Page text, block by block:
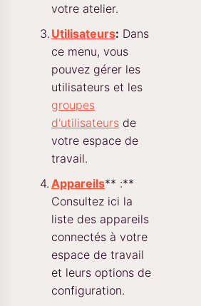
votre atelier.
Utilisateurs: Dans
ce menu, vous
pouvez gérer les
utilisateurs et les
groupes
d'utilisateurs de
votre espace de
travail.
Appareils** :**
Consultez ici la
liste des appareils
connectés à votre
espace de travail
et leurs options de
configuration.